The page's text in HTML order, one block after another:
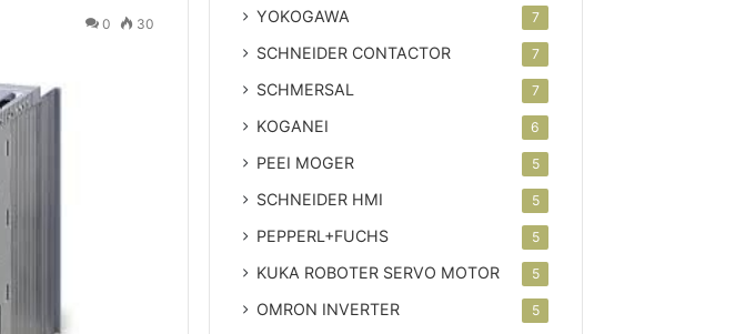
0 30 YOKOGAWA 7
SCHNEIDER CONTACTOR 7
SCHMERSAL 7
KOGANEI 6
PEEI MOGER 5
SCHNEIDER HMI 5
PEPPERL+FUCHS 5
KUKA ROBOTER SERVO MOTOR 5
OMRON INVERTER 5